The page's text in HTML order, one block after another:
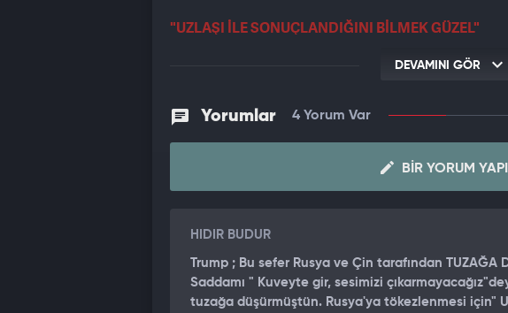
"UZLAŞI İLE SONUÇLANDIĞINI BİLMEK GÜZEL"
Haber7 Güvenlik Analisti Dr.Eray Güçlüer şunları
Buna şu an barış demek doğru değil. Bunun için çok
yapılacak mı, yapılmayacak mı; o da hâlâ ortada.
yayınlanmadı. Uzlaşma var ama "Cuma günü
Soru işaretleri var. Ama sonuçta bir ateşkes
barışa dönebilmesi için aradaki diğer büyük
hazırlanmasıdır. Bu kıymetlidir.
bir şey. Umarım bu durum; nükleer konu, Hürmüz'ün
dondurulmuş mal varlıklarının serbest bırakılması,
yardım-destek gibi pek çok başlıkta; ABD'nin İran'ın
DEVAMINI GÖR
Yorumlar 4 Yorum Var
BIR YORUM
HIDIR BUDUR
Trump ; Bu sefer Rusya ve Çin tarafından TUZAĞA
Saddamı " Kuveyte gir, sesimizi
tuzağa düşürmüştün. Rusya'ya tökezlenmesi için"